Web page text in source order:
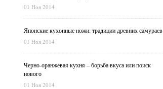
01 Ноя 2014
Японские кухонные ножи: традиции древних самураев
01 Ноя 2014
Черно-оранжевая кухня – борьба вкуса или поиск
нового
01 Ноя 2014